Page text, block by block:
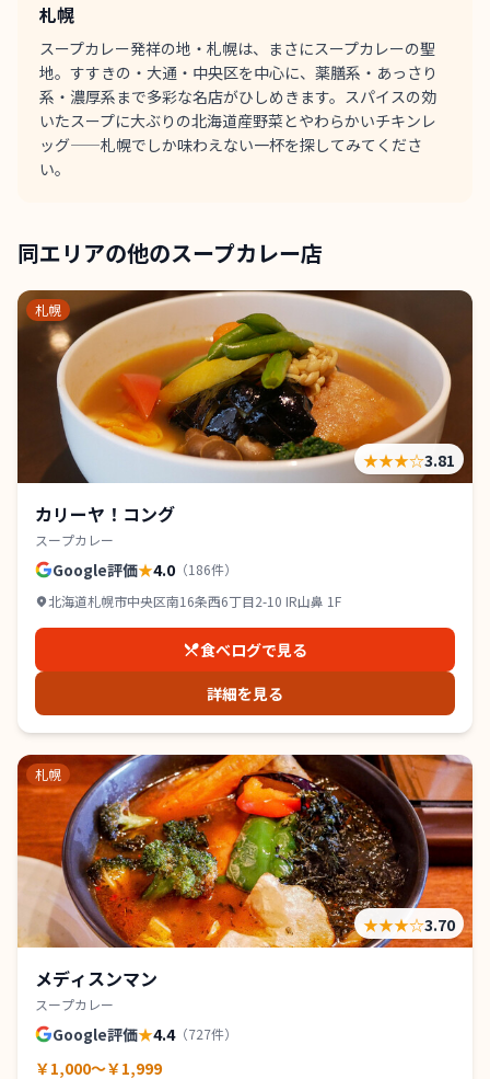
札幌
スープカレー発祥の地・札幌は、まさにスープカレーの聖
地。すすきの・大通・中央区を中心に、薬膳系・あっさり
系・濃厚系まで多彩な名店がひしめきます。スパイスの効
いたスープに大ぶりの北海道産野菜とやわらかいチキンレ
ッグ——札幌でしか味わえない一杯を探してみてくださ
い。
同エリアの他のスープカレー店
札幌
★★★☆3.81
カリーヤ！コング
スープカレー
Google評価★4.0 （186件）
北海道札幌市中央区南16条西6丁目2-10 IR山鼻 1F
食べログで見る
詳細を見る
札幌
★★★☆3.70
メディスンマン
スープカレー
Google評価★4.4（727件）
￥1,000～￥1,999